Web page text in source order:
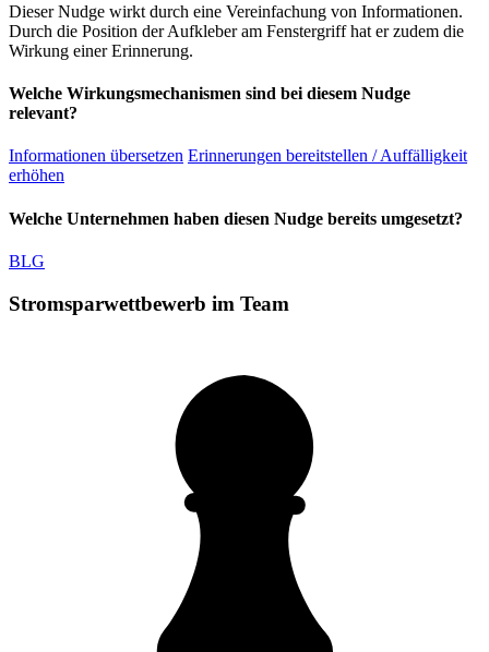
Dieser Nudge wirkt durch eine Vereinfachung von Informationen.
Durch die Position der Aufkleber am Fenstergriff hat er zudem die
Wirkung einer Erinnerung.
Welche Wirkungsmechanismen sind bei diesem Nudge
relevant?
Informationen übersetzen Erinnerungen bereitstellen / Auffälligkeit
erhöhen
Welche Unternehmen haben diesen Nudge bereits umgesetzt?
BLG
Stromsparwettbewerb im Team